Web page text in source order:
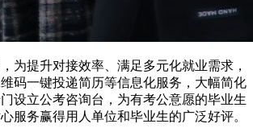
为提升对接效率、满足多元化就业需求，
码一键投递简历等信息化服务，大幅简化
设立公考咨询台，为有考公意愿的毕业生
服务赢得用人单位和毕业生的广泛好评。